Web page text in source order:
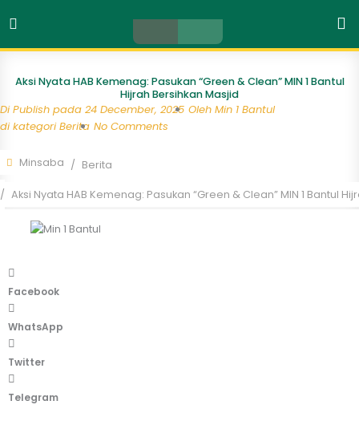
Search
Aksi Nyata HAB Kemenag: Pasukan “Green & Clean” MIN 1 Bantul
Hijrah Bersihkan Masjid
Di Publish pada 24 December, 2025 Oleh Min 1 Bantul
di kategori Berita No Comments
Minsaba Berita
Aksi Nyata HAB Kemenag: Pasukan “Green & Clean” MIN 1 Bantul
Facebook
WhatsApp
Twitter
Telegram